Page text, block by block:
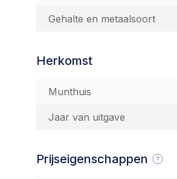
Gehalte en metaalsoort
Herkomst
Munthuis
Jaar van uitgave
Prijseigenschappen